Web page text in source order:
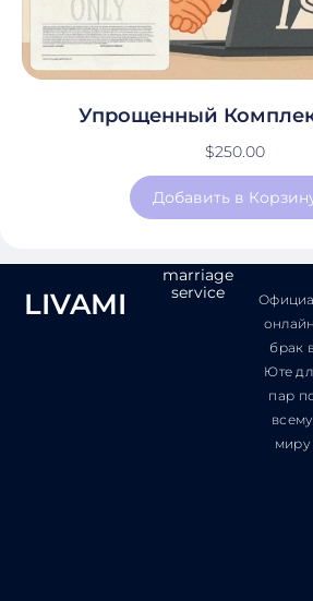
Упрощенный
$250.00
Добавить в
LIVAMI
marriage
service
брак
Юте
пар
всему
миру